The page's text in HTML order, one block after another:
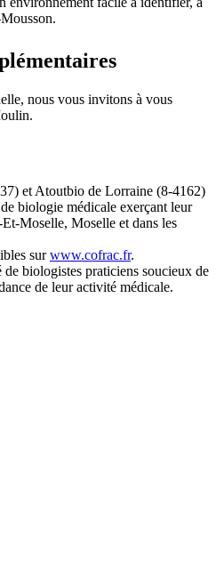
nous vous invitons à vous
et Atoutbio de Lorraine (8-4162)
biologie médicale exerçant leur
Moselle, Moselle et dans les
surwww.cofrac.fr.
biologistes praticiens soucieux de
de leur activité médicale.